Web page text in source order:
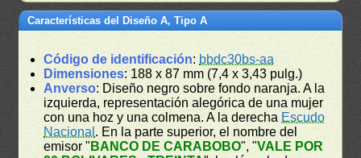
Características del Diseño A, Tipo A
Código de identificación: bbdc30bs-aa
Dimensiones: 188 x 87 mm (7,4 x 3,43 pulg.)
Anverso: Diseño negro sobre fondo naranja. A la
izquierda, representación alegórica de una mujer
con una hoz y una colmena. A la derecha Escudo
Nacional . En la parte superior, el nombre del
emisor " BANCO DE CARABOBO", "VALE POR